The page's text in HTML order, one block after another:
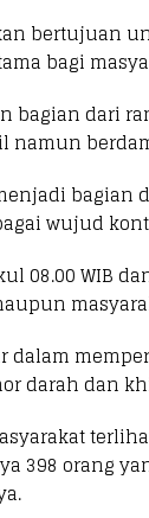
bertujuan
bagi
bagian dari
namun
bagian
wujud
08.00 WIB
dalam
darah dan
398 orang